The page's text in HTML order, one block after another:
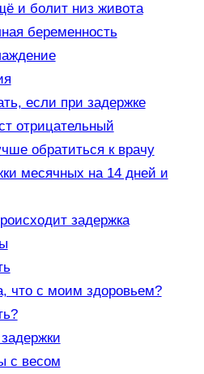
и болит низ живота
беременность
если при задержке
отрицательный
обратиться к врачу
месячных на 14 дней и
задержка
что с моим здоровьем?
с весом